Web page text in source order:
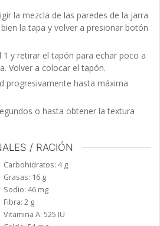
la mezcla de las paredes de la jarra
la tapa y volver a presionar botón
1 y retirar el tapón para echar poco a
Volver a colocar el tapón.
progresivamente hasta máxima
o hasta obtener la textura
/ RACIÓN
Carbohidratos: 4 g
Grasas: 16 g
Sodio: 46 mg
Fibra: 2 g
Vitamina A: 525 IU